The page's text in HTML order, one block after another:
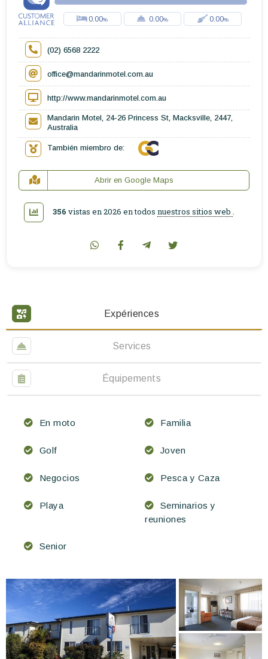
Expériences
Services
Équipements
En moto Familia
Golf Joven
Negocios Pesca y Caza
Playa
Seminarios y
reuniones
Senior
0.00 0.00 0.00
(02) 6568 2222
office@mandarinmotel.com.au
http://www.mandarinmotel.com.au
Mandarin Motel, 24-26 Princess St, Macksville, 2447,
Australia
También miembro de:
Abrir en Google Maps
356 vistas en 2026 en todos nuestros sitios web